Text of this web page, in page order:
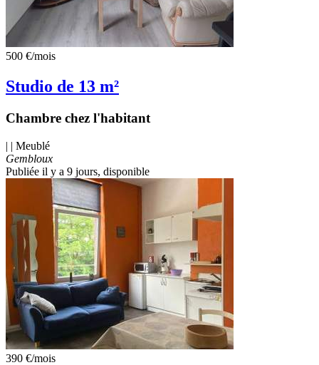
500 €/mois
Studio de 13 m²
Chambre chez l'habitant
| | Meublé
Gembloux
Publiée il y a 9 jours, disponible
390 €/mois